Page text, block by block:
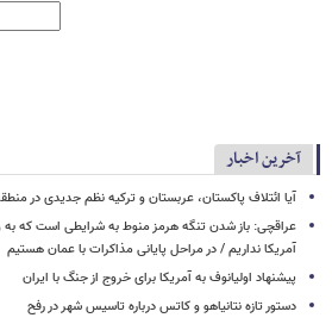
آخرین اخبار
آیا ائتلاف پاکستان، عربستان و ترکیه نظم جدیدی در
عراقچی: باز شدن تنگه هرمز منوط به شرایطی است که به
آمریکا نداریم / در مراحل پایانی مذاکرات با عمان هستیم
پیشنهاد اولیانوف به آمریکا برای خروج از جنگ با ایران
دستور تازه نتانیاهو و کاتس درباره تاسیس شهر در رفح